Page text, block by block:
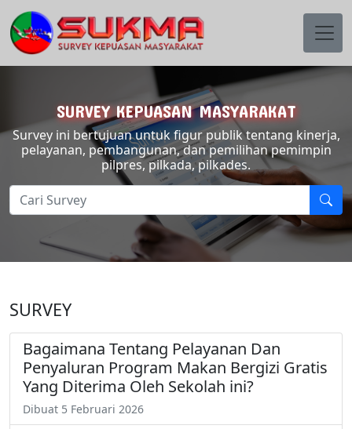
SURVEY KEPUASAN MASYARAKAT
Survey ini bertujuan untuk figur publik tentang kinerja,
pelayanan, pembangunan, dan pemilihan pemimpin
pilpres, pilkada, pilkades.
SURVEY
Bagaimana Tentang Pelayanan Dan
Penyaluran Program Makan Bergizi Gratis
Yang Diterima Oleh Sekolah ini?
Dibuat 5 Februari 2026